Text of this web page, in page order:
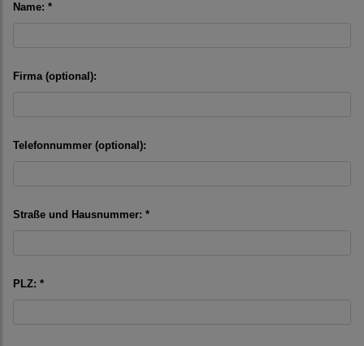
Name: *
Firma (optional):
Telefonnummer (optional):
Straße und Hausnummer: *
PLZ: *